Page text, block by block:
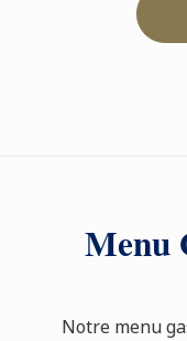
Menu
Notre menu